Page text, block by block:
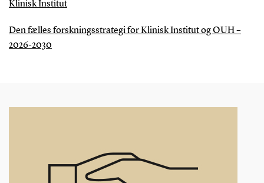
Klinisk Institut
Den fælles forskningsstrategi for Klinisk Institut og OUH –
2026-2030